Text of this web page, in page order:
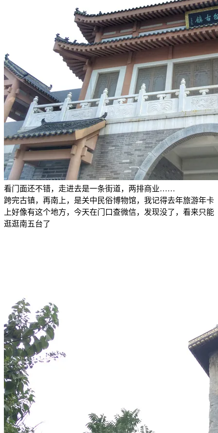
看门面还不错，走进去是一条街道，两排商业……
跨完古镇，再南上，是关中民俗博物馆，我记得去年旅游年卡
上好像有这个地方，今天在门口查微信，发现没了，看来只能
逛逛南五台了